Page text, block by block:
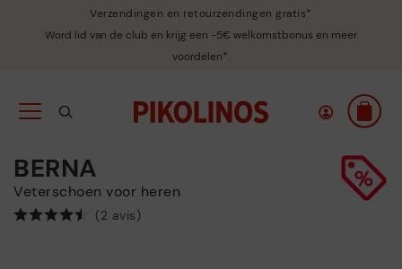
Verzendingen en retourzendingen gratis*
Word lid van de club en krijg een -5€ welkomstbonus en meer
voordelen*.
BERNA
Veterschoen voor heren
(2 avis)